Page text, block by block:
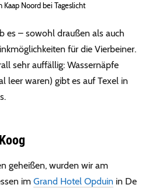
Kaap Noord bei Tageslicht
es – sowohl draußen als auch
für die Vierbeiner.
sehr auffällig: Wassernäpfe
leer waren) gibt es auf Texel in
geheißen, wurden wir am
im Grand Hotel Opduin in De